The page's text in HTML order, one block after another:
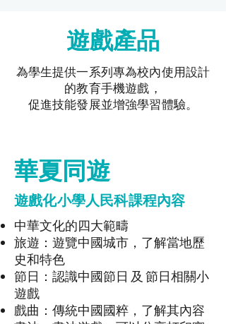
​遊戲產品
為學生提供一系列專為校內使用設計
的教育手機遊戲，
促進技能發展並增強學習體驗。
華夏同遊
遊戲化小學人民科課程內容
中華文化的四大範疇
​旅遊：遊覽中國城市，了解當地歷
史和特色
​節日：認識中國節日 及 節日相關小
遊戲
戲曲：傳統中國國粹，了解其內容